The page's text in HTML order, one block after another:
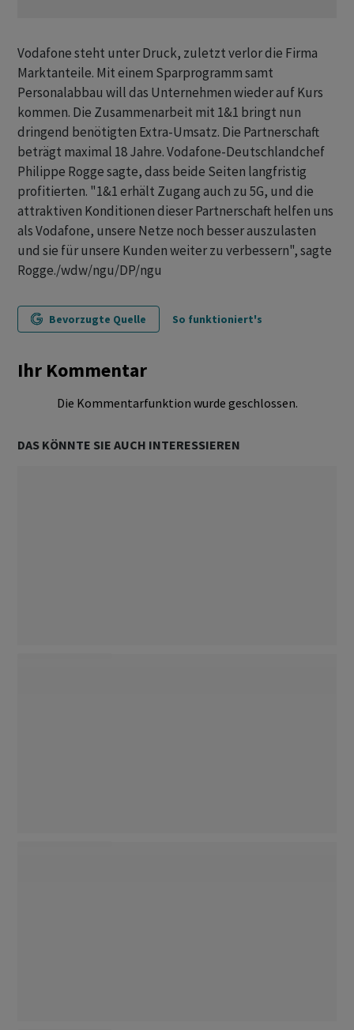
Vodafone steht unter Druck, zuletzt verlor die Firma
Marktanteile. Mit einem Sparprogramm samt
Personalabbau will das Unternehmen wieder auf Kurs
kommen. Die Zusammenarbeit mit 1&1 bringt nun
dringend benötigten Extra-Umsatz. Die Partnerschaft
beträgt maximal 18 Jahre. Vodafone-Deutschlandchef
Philippe Rogge sagte, dass beide Seiten langfristig
profitierten. "1&1 erhält Zugang auch zu 5G, und die
attraktiven Konditionen dieser Partnerschaft helfen uns
als Vodafone, unsere Netze noch besser auszulasten
und sie für unsere Kunden weiter zu verbessern", sagte
Rogge./wdw/ngu/DP/ngu
Bevorzugte Quelle So funktioniert's
Ihr Kommentar
Die Kommentarfunktion wurde geschlossen.
DAS KÖNNTE SIE AUCH INTERESSIEREN